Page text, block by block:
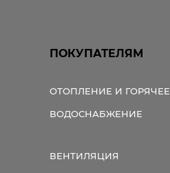
ПОКУПАТЕЛЯМ
ОТОПЛЕНИЕ И ГОРЯЧЕЕ
ВОДОСНАБЖЕНИЕ
ВЕНТИЛЯЦИЯ